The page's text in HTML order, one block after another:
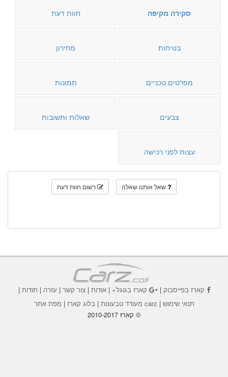
סקירה מקיפה חוות דעת
בטיחות מחירון
מפרטים טכניים תמונות
צבעים שאלות ותשובות
עצות לפני רכישה
שאל אותנו שאלה רשום חוות דעת
קארז בפייסבוק| קארז בגוגל+|אודות |צור קשר | עזרה | תודות |
תנאי שימוש | carz מעודד טבעונות | בלוג קארז | מפת אתר
© קארז 2010-2017